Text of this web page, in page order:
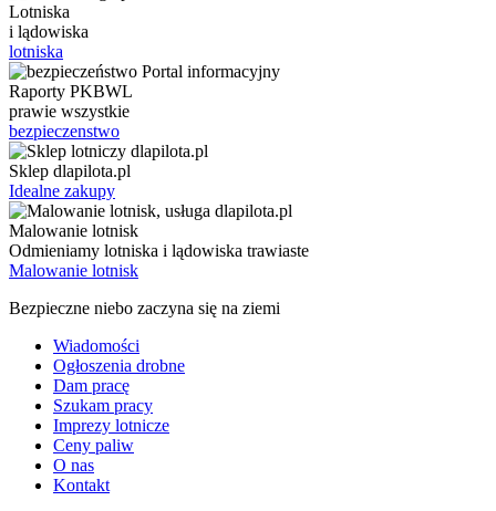
Lotniska
i lądowiska
lotniska
Raporty PKBWL
prawie wszystkie
bezpieczenstwo
Sklep dlapilota.pl
Idealne zakupy
Malowanie lotnisk
Odmieniamy lotniska i lądowiska trawiaste
Malowanie lotnisk
Bezpieczne niebo zaczyna się na ziemi
Wiadomości
Ogłoszenia drobne
Dam pracę
Szukam pracy
Imprezy lotnicze
Ceny paliw
O nas
Kontakt